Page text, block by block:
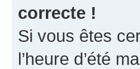
correcte !
Si vous êtes
l’heure d’été